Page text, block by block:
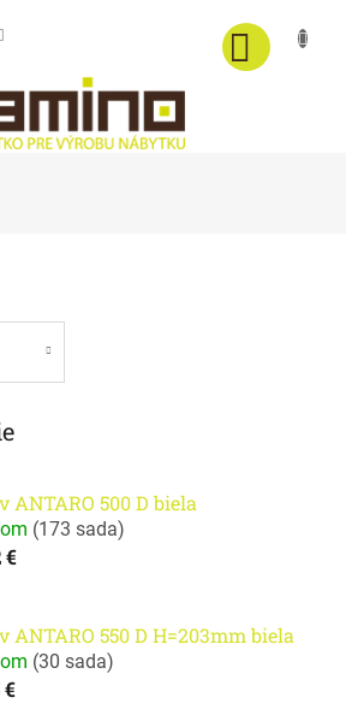
ANTARO 500 D biela
(173 sada)
€
ANTARO 550 D H=203mm biela
(30 sada)
€